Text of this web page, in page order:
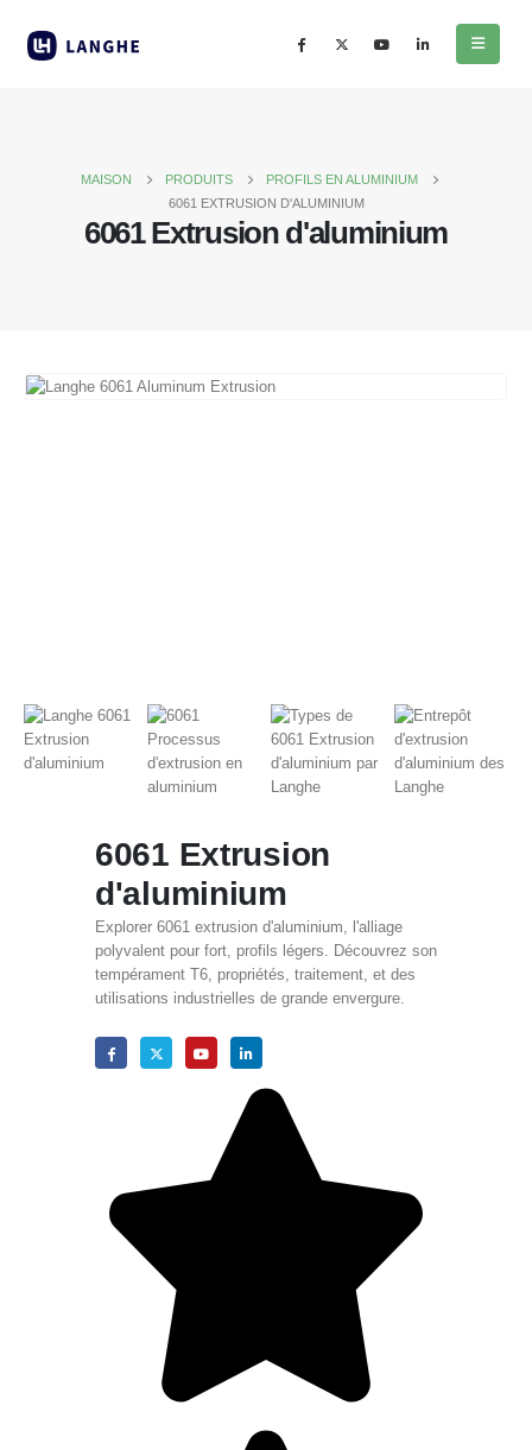
MAISON PRODUITS
PROFILS EN ALUMINIUM
6061 EXTRUSION D'ALUMINIUM
6061 Extrusion d'aluminium
6061 Extrusion
d'aluminium
Explorer 6061 extrusion d'aluminium, l'alliage
polyvalent pour fort, profils légers. Découvrez son
tempérament T6, propriétés, traitement, et des
utilisations industrielles de grande envergure.